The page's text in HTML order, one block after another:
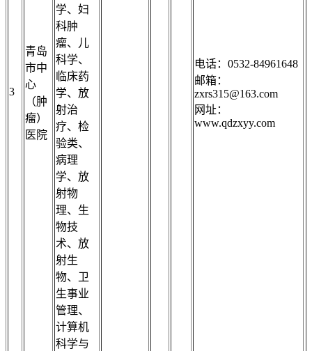
3
青岛
市中
心
（肿
瘤）
医院
电话：0532-84961648
邮箱：
zxrs315@163.com
网址：
www.qdzxyy.com
学、妇
科肿
瘤、儿
科学、
临床药
学、放
射治
疗、检
验类、
病理
学、放
射物
理、生
物技
术、放
射生
物、卫
生事业
管理、
计算机
科学与